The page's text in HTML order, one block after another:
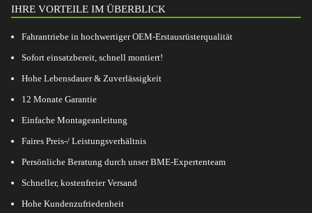
IHRE VORTEILE IM ÜBERBLICK
Fahrantriebe in hochwertiger OEM-Erstausrüsterqualität
Sofort einsatzbereit, schnell montiert!
Hohe Lebensdauer & Zuverlässigkeit
12 Monate Garantie
Einfache Montageanleitung
Faires Preis-/ Leistungsverhältnis
Persönliche Beratung durch unser BME-Expertenteam
Schneller, kostenfreier Versand
Hohe Kundenzufriedenheit